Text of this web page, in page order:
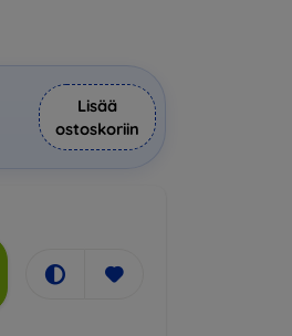
Lisää
ostoskoriin